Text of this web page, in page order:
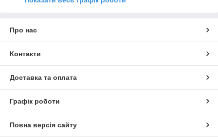
Про нас
Контакти
Доставка та оплата
Графік роботи
Повна версія сайту